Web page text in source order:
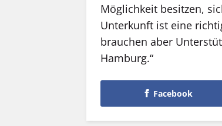
Möglichkeit besitzen,
Unterkunft ist eine
brauchen aber
Hamburg.“
Facebook